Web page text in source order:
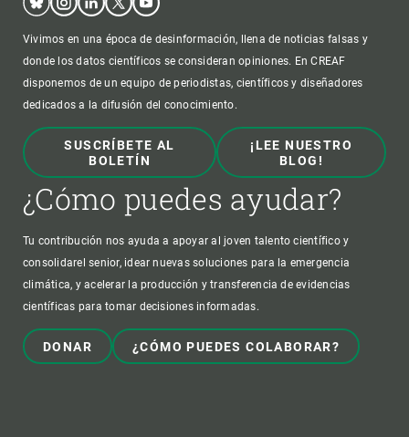
Vivimos en una época de desinformación, llena de noticias falsas y
donde los datos científicos se consideran opiniones. En CREAF
disponemos de un equipo de periodistas, científicos y diseñadores
dedicados a la difusión del conocimiento.
SUSCRÍBETE AL
BOLETÍN
¡LEE NUESTRO
BLOG!
¿Cómo puedes ayudar?
Tu contribución nos ayuda a apoyar al joven talento científico y
consolidarel senior, idear nuevas soluciones para la emergencia
climática, y acelerar la producción y transferencia de evidencias
científicas para tomar decisiones informadas.
DONAR ¿CÓMO PUEDES COLABORAR?